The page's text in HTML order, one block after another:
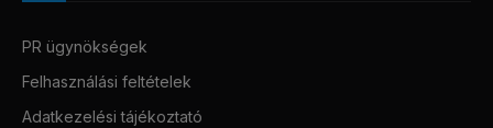
PR ügynökségek
Felhasználási feltételek
Adatkezelési tájékoztató